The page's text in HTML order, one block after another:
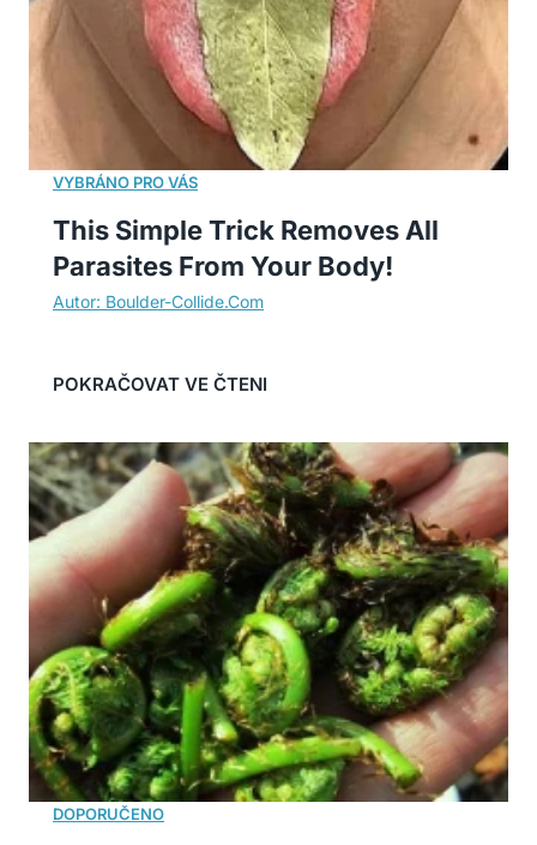
This Simple Trick Removes All
Parasites From Your Body!